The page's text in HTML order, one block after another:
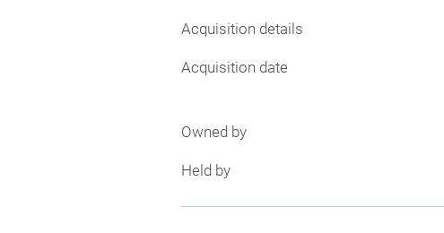
Acquisition details
Acquisition date
Owned by
Held by